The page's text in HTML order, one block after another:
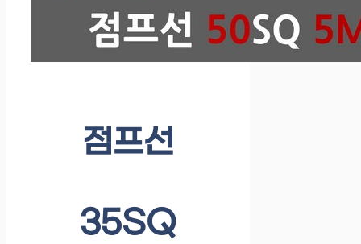
점프선
35SQ